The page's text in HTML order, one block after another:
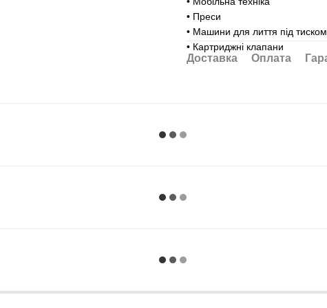
• Преси
• Машини для лиття під тиском
• Картриджні клапани
Доставка Оплата